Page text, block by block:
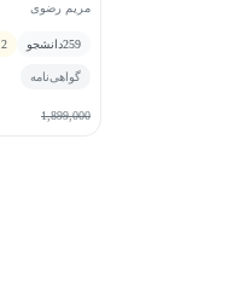
مریم رضوی
259دانشجو
گواهی‌نامه
1,899,000